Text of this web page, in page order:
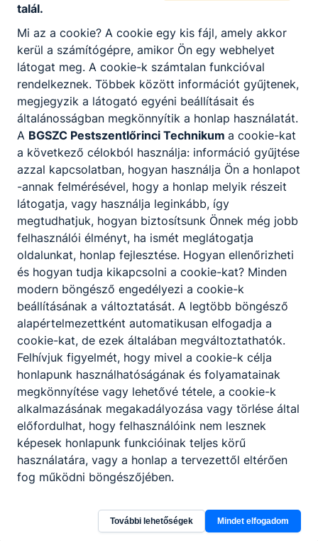
Budapesti
Gazdasági
Szakképzési
Centrum
Pestszentlőrinci
Technikum
1184 Budapest
Hengersor u.
34.
KRÉTA
Telefon:
talál.
Mi az a cookie? A cookie egy kis fájl, amely akkor
kerül a számítógépre, amikor Ön egy webhelyet
látogat meg. A cookie-k számtalan funkcióval
rendelkeznek. Többek között információt gyűjtenek,
megjegyzik a látogató egyéni beállításait és
általánosságban megkönnyítik a honlap használatát.
A BGSZC Pestszentlőrinci Technikum a cookie-kat
a következő célokból használja: információ gyűjtése
azzal kapcsolatban, hogyan használja Ön a honlapot
-annak felmérésével, hogy a honlap melyik részeit
látogatja, vagy használja leginkább, így
megtudhatjuk, hogyan biztosítsunk Önnek még jobb
felhasználói élményt, ha ismét meglátogatja
oldalunkat, honlap fejlesztése. Hogyan ellenőrizheti
és hogyan tudja kikapcsolni a cookie-kat? Minden
modern böngésző engedélyezi a cookie-k
beállításának a változtatását. A legtöbb böngésző
alapértelmezettként automatikusan elfogadja a
cookie-kat, de ezek általában megváltoztathatók.
Felhívjuk figyelmét, hogy mivel a cookie-k célja
honlapunk használhatóságának és folyamatainak
megkönnyítése vagy lehetővé tétele, a cookie-k
alkalmazásának megakadályozása vagy törlése által
előfordulhat, hogy felhasználóink nem lesznek
képesek honlapunk funkcióinak teljes körű
használatára, vagy a honlap a tervezettől eltérően
fog működni böngészőjében.
További lehetőségek Mindet elfogadom